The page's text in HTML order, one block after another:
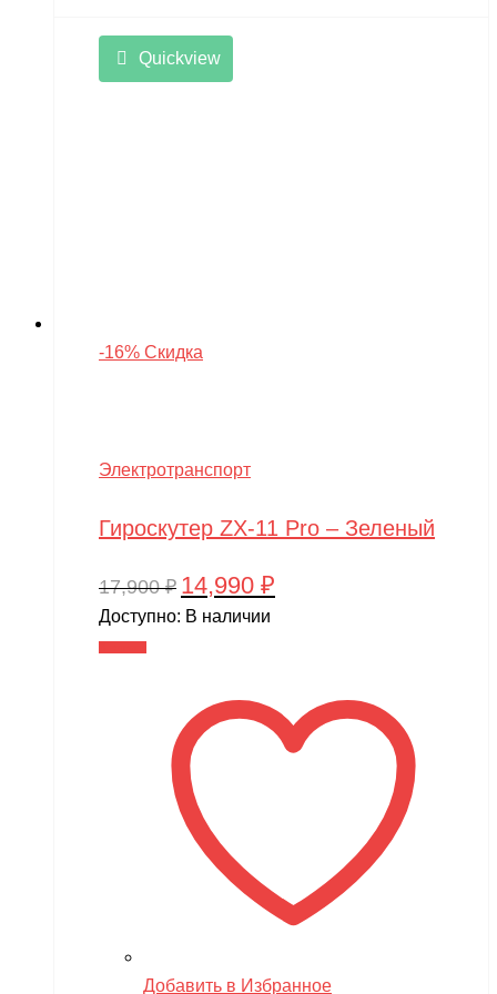
Quickview
-16% Скидка
Электротранспорт
Гироскутер ZX-11 Pro – Зеленый
17,900₽ Первоначальная
цена
14,990 ₽
Доступно: В наличии
Добавить в Избранное